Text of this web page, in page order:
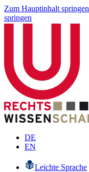
Zum Hauptinhalt springen
springen
DE
EN
Leichte Sprache